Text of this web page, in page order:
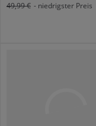
49,99 € - niedrigster Preis